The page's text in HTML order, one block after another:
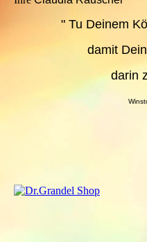
" Tu Deinem
damit
darin